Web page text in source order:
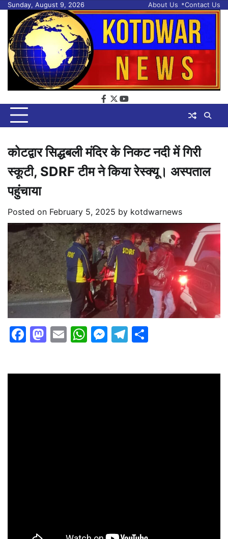
Skip
content
Sunday, August 9, 2026 About Us Contact Us
facebook
twitter
youtube
कोटद्वार सिद्धबली मंदिर के निकट नदी में गिरी
स्कूटी, SDRF टीम ने किया रेस्क्यू। अस्पताल
पहुंचाया
Posted on February 5, 2025 by kotdwarnews
Facebook
Mastodon
EmailWhatsApp
Messenger
Telegram